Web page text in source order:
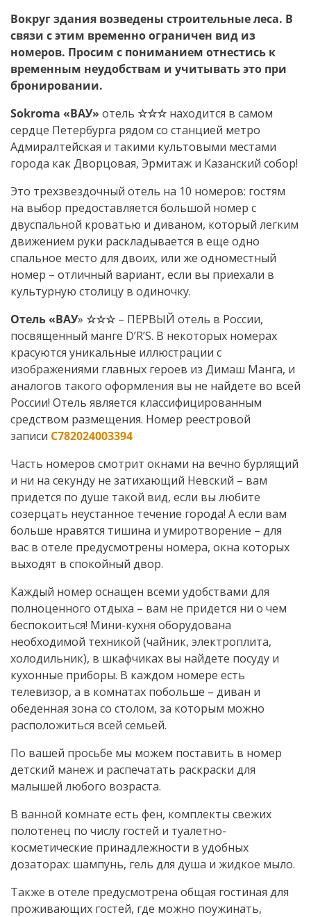
Вокруг здания возведены строительные леса. В
связи с этим временно ограничен вид из
номеров. Просим с пониманием отнестись к
временным неудобствам и учитывать это при
бронировании.
Sokroma «ВАУ» отель ☆☆☆находится в самом
сердце Петербурга рядом со станцией метро
Адмиралтейская и такими культовыми местами
города как Дворцовая, Эрмитаж и Казанский собор!
Это трехзвездочный отель на 10 номеров: гостям
на выбор предоставляется большой номер с
двуспальной кроватью и диваном, который легким
движением руки раскладывается в еще одно
спальное место для двоих, или же одноместный
номер – отличный вариант, если вы приехали в
культурную столицу в одиночку.
Отель «ВАУ» ☆☆☆– ПЕРВЫЙ отель в России,
посвященный манге D’R’S. В некоторых номерах
красуются уникальные иллюстрации с
изображениями главных героев из Димаш Манга, и
аналогов такого оформления вы не найдете во всей
России! Отель является классифицированным
средством размещения. Номер реестровой
записи С782024003394
Часть номеров смотрит окнами на вечно бурлящий
и ни на секунду не затихающий Невский – вам
придется по душе такой вид, если вы любите
созерцать неустанное течение города! А если вам
больше нравятся тишина и умиротворение – для
вас в отеле предусмотрены номера, окна которых
выходят в спокойный двор.
Каждый номер оснащен всеми удобствами для
полноценного отдыха – вам не придется ни о чем
беспокоиться! Мини-кухня оборудована
необходимой техникой (чайник, электроплита,
холодильник), в шкафчиках вы найдете посуду и
кухонные приборы. В каждом номере есть
телевизор, а в комнатах побольше – диван и
обеденная зона со столом, за которым можно
расположиться всей семьей.
По вашей просьбе мы можем поставить в номер
детский манеж и распечатать раскраски для
малышей любого возраста.
В ванной комнате есть фен, комплекты свежих
полотенец по числу гостей и туалетно-
косметические принадлежности в удобных
дозаторах: шампунь, гель для душа и жидкое мыло.
Также в отеле предусмотрена общая гостиная для
проживающих гостей, где можно поужинать,